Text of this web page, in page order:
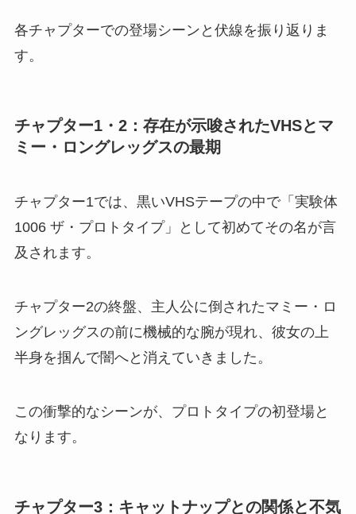
各チャプターでの登場シーンと伏線を振り返りま
す。
チャプター1・2：存在が示唆されたVHSとマ
ミー・ロングレッグスの最期
チャプター1では、黒いVHSテープの中で「実験体
1006 ザ・プロトタイプ」として初めてその名が言
及されます。
チャプター2の終盤、主人公に倒されたマミー・ロ
ングレッグスの前に機械的な腕が現れ、彼女の上
半身を掴んで闇へと消えていきました。
この衝撃的なシーンが、プロトタイプの初登場と
なります。
チャプター3：キャットナップとの関係と不気